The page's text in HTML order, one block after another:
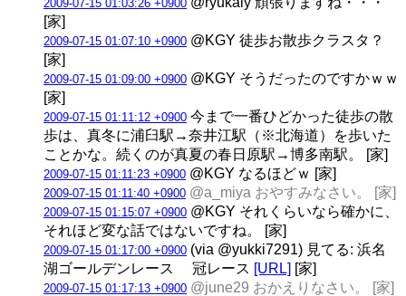
2009-07-15 01:03:26 +0900
[家]
2009-07-15 01:07:10 +0900 @KGY 徒歩お散歩クラスタ？
[家]
2009-07-15 01:09:00 +0900 @KGY そうだったのですかｗｗ
[家]
2009-07-15 01:11:12 +0900 今まで一番ひどかった徒歩の散
歩は、真冬に浦臼駅→奈井江駅（※北海道）を歩いた
ことかな。続くのが真夏の春日原駅→博多南駅。 [家]
2009-07-15 01:11:23 +0900 @KGY なるほどｗ [家]
2009-07-15 01:11:40 +0900 @a_miya おやすみなさい。 [家]
2009-07-15 01:15:07 +0900 @KGY それくらいなら確かに、
それほど変な話ではないですね。 [家]
2009-07-15 01:17:00 +0900 (via @yukki7291) 見てる: 浜名
湖ゴールデンレース 冠レース [URL] [家]
2009-07-15 01:17:13 +0900 @june29 おかえりなさい。 [家]